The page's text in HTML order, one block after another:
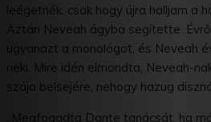
leégetnék, csak hogy újra halljam a
Aztán Neveah ágyba segítette.
ugyanazt a monológot, és Neveah
neki. Mire idén elmondta, Neveah-
szája belsejére, nehogy hazug
„Megfogadta Dante tanácsát, ha